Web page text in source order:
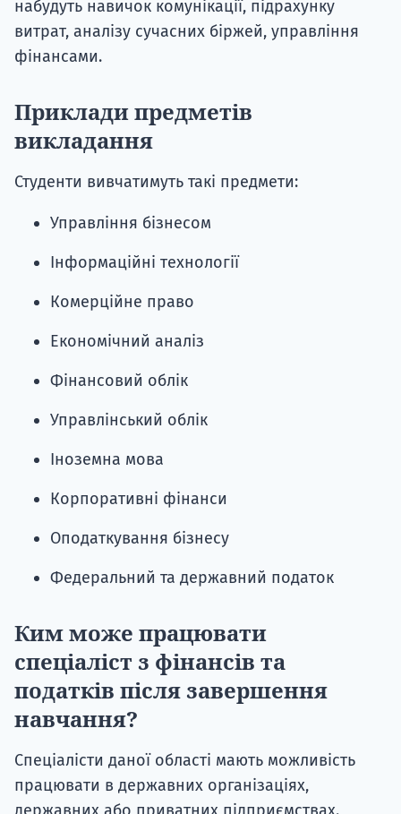
набудуть навичок комунікації, підрахунку
витрат, аналізу сучасних біржей, управління
фінансами.
Приклади предметів
викладання
Студенти вивчатимуть такі предмети:
Управління бізнесом
Інформаційні технології
Комерційне право
Економічний аналіз
Фінансовий облік
Управлінський облік
Іноземна мова
Корпоративні фінанси
Оподаткування бізнесу
Федеральний та державний податок
Ким може працювати
спеціаліст з фінансів та
податків після завершення
навчання?
Спеціалісти даної області мають можливість
працювати в державних організаціях,